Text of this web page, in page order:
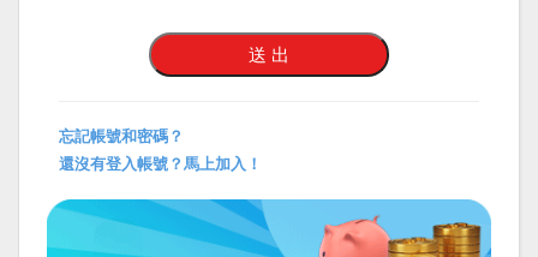
忘記帳號和密碼？
還沒有登入帳號？馬上加入！